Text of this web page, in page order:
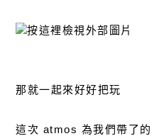
那就一起來好好把玩
這次 atmos 為我們帶了的